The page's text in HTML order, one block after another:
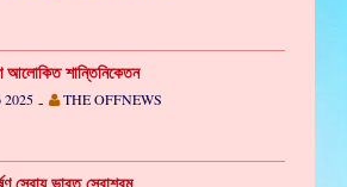
আলোকিত শান্তিনিকেতন
2025 - THE OFFNEWS